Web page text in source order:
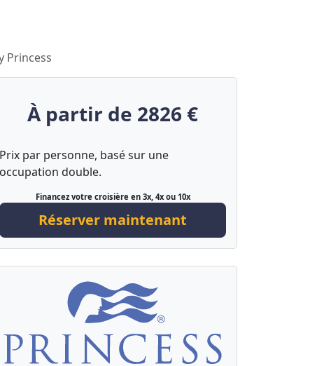
Princess
À partir de 2826 €
Prix par personne, basé sur une
occupation double.
Financez votre croisière en 3x, 4x ou 10x
Réserver maintenant